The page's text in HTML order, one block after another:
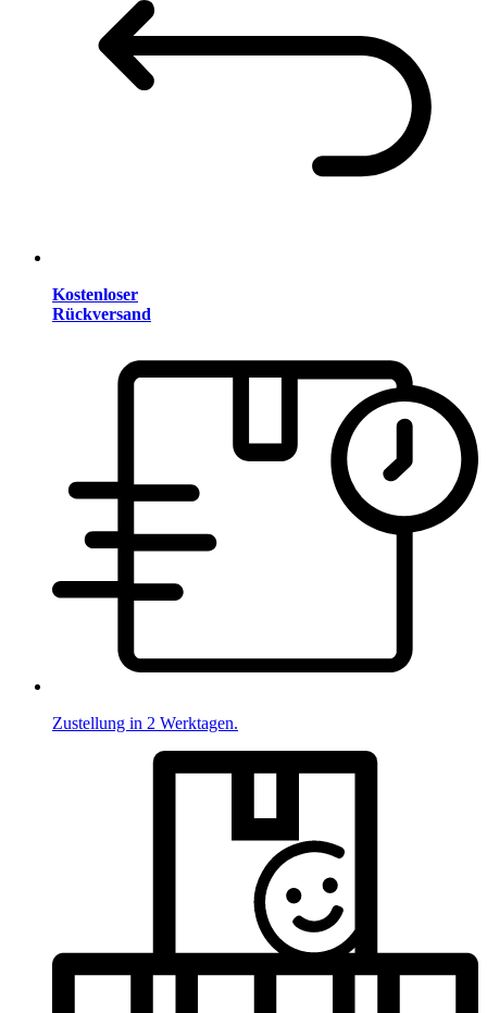
Kostenloser
Rückversand
Zustellung in 2 Werktagen.